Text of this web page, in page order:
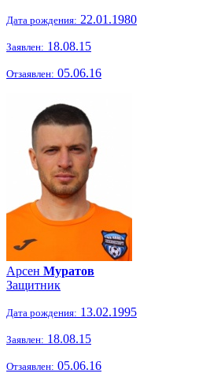
Дата рождения: 22.01.1980
Заявлен: 18.08.15
Отзаявлен: 05.06.16
Арсен Муратов
Защитник
Дата рождения: 13.02.1995
Заявлен: 18.08.15
Отзаявлен: 05.06.16